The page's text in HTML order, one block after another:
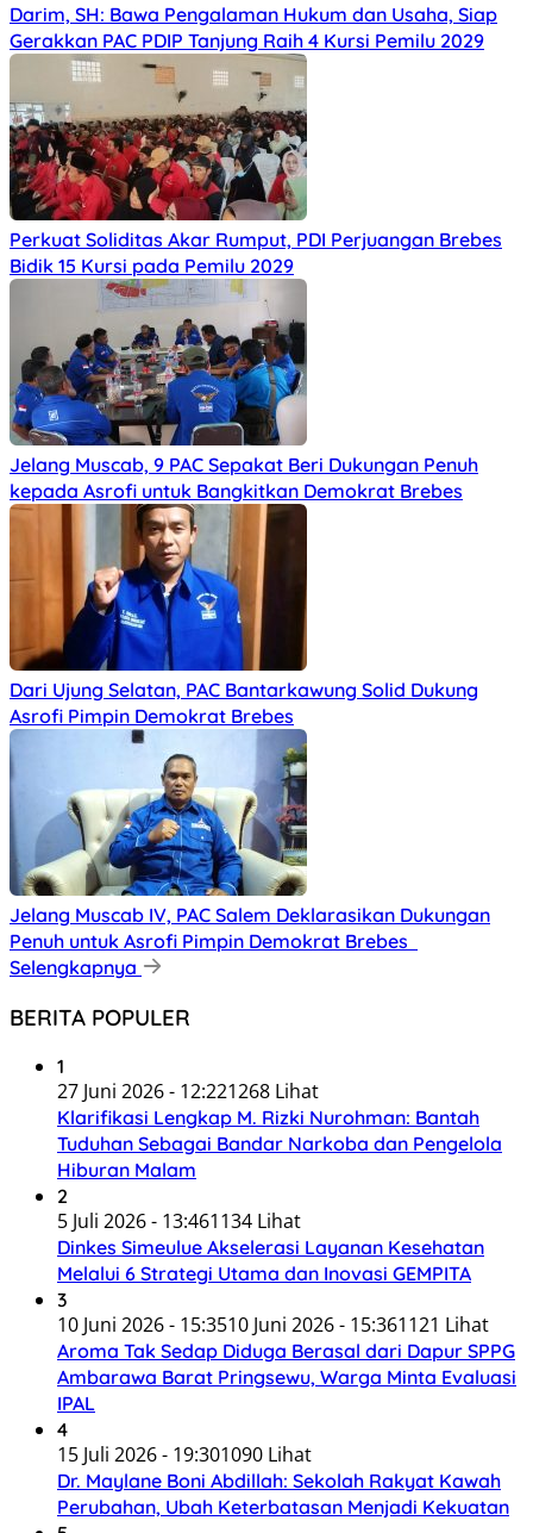
Darim, SH: Bawa Pengalaman Hukum dan Usaha, Siap
Gerakkan PAC PDIP Tanjung Raih 4 Kursi Pemilu 2029
Perkuat Soliditas Akar Rumput, PDI Perjuangan Brebes
Bidik 15 Kursi pada Pemilu 2029
Jelang Muscab, 9 PAC Sepakat Beri Dukungan Penuh
kepada Asrofi untuk Bangkitkan Demokrat Brebes
Dari Ujung Selatan, PAC Bantarkawung Solid Dukung
Asrofi Pimpin Demokrat Brebes
Jelang Muscab IV, PAC Salem Deklarasikan Dukungan
Penuh untuk Asrofi Pimpin Demokrat Brebes
Selengkapnya
BERITA POPULER
1
27 Juni 2026 - 12:221268 Lihat
Klarifikasi Lengkap M. Rizki Nurohman: Bantah
Tuduhan Sebagai Bandar Narkoba dan Pengelola
Hiburan Malam
2
5 Juli 2026 - 13:461134 Lihat
Dinkes Simeulue Akselerasi Layanan Kesehatan
Melalui 6 Strategi Utama dan Inovasi GEMPITA
3
10 Juni 2026 - 15:3510 Juni 2026 - 15:361121 Lihat
Aroma Tak Sedap Diduga Berasal dari Dapur SPPG
Ambarawa Barat Pringsewu, Warga Minta Evaluasi
IPAL
4
15 Juli 2026 - 19:301090 Lihat
Dr. Maylane Boni Abdillah: Sekolah Rakyat Kawah
Perubahan, Ubah Keterbatasan Menjadi Kekuatan